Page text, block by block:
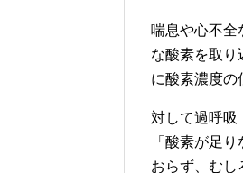
喘息や心不全
な酸素を取り
に酸素濃度の
対して過呼吸
「酸素が足
おらず、むし